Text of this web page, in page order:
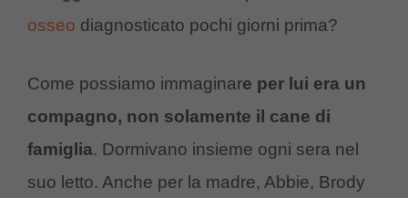
osseo diagnosticato pochi giorni prima?
Come possiamo immaginare per lui era un
compagno, non solamente il cane di
famiglia. Dormivano insieme ogni sera nel
suo letto. Anche per la madre, Abbie, Brody